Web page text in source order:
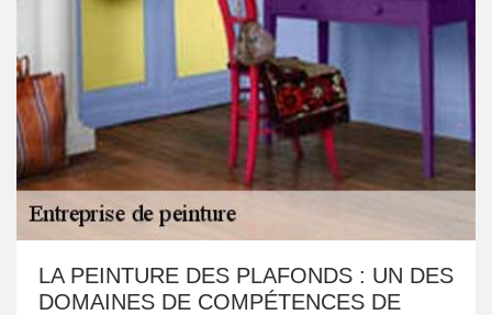
LA PEINTURE DES PLAFONDS : UN DES
DOMAINES DE COMPÉTENCES DE